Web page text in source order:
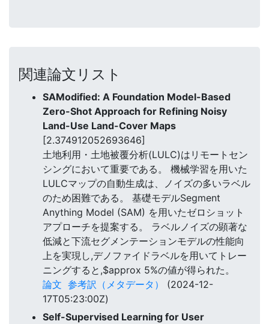
関連論文リスト
SAModified: A Foundation Model-Based
Zero-Shot Approach for Refining Noisy
Land-Use Land-Cover Maps
[2.374912052693646]
土地利用・土地被覆分析(LULC)はリモートセン
シングにおいて重要である。 機械学習を用いた
LULCマップの自動生成は、ノイズの多いラベル
のため困難である。 基礎モデルSegment
Anything Model (SAM) を用いたゼロショット
アプローチを提案する。 ラベルノイズの顕著な
低減と下流セグメンテーションモデルの性能向
上を実現し,デノファイドラベルを用いてトレー
ニングすると,$approx 5%の値が得られた。
論文 参考訳（メタデータ）
(2024-12-
17T05:23:00Z)
Self-Supervised Learning for User